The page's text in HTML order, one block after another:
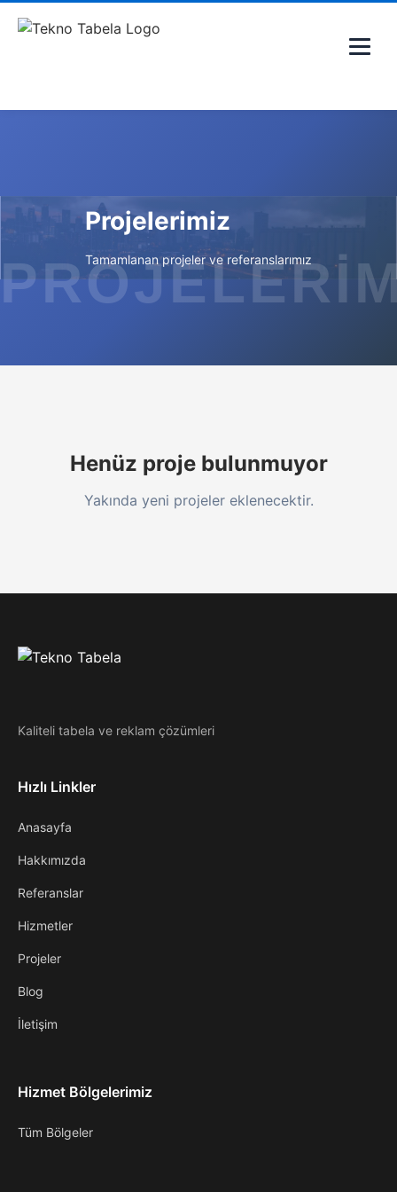
Projelerimiz
Tamamlanan projeler ve referanslarımız
Henüz proje bulunmuyor
Yakında yeni projeler eklenecektir.
Kaliteli tabela ve reklam çözümleri
Hızlı Linkler
Anasayfa
Hakkımızda
Referanslar
Hizmetler
Projeler
Blog
İletişim
Hizmet Bölgelerimiz
Tüm Bölgeler